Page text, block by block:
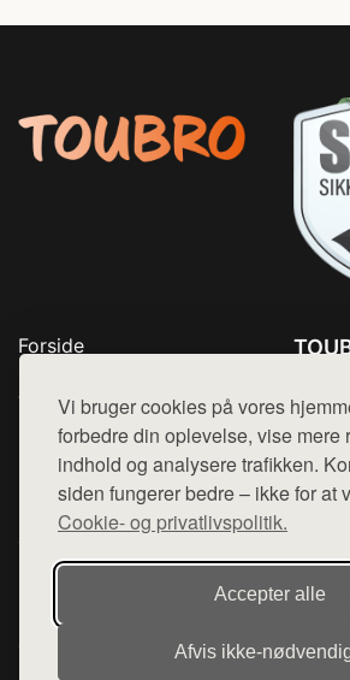
Vi bruger cookies på vores
forbedre din oplevelse, vise mere
indhold og analysere trafikken.
siden fungerer bedre – ikke for at
Cookie- og privatlivspolitik.
Accepter alle
Afvis
Forside
Top Rabatter
Blog
Kontakt
Mail:
Denne side er en del af want.dk, der
hjemmesider med præsentation af
diverse webshops. Der sælges ikke varer
henviser til de shops, som sælger varen.